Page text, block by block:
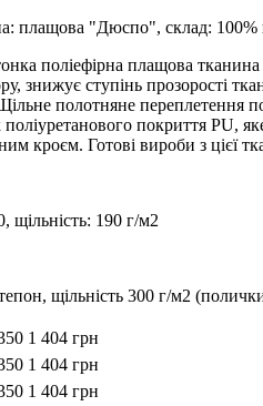
плащова "Дюспо", склад: 100%
поліефірна плащова
знижує ступінь прозорості
Щільне полотняне
поліуретанового покриття PU,
кроєм. Готові вироби з цієї
щільність: 190 г/м2
щільність 300 г/м2
1 404 грн
1 404 грн
1 404 грн